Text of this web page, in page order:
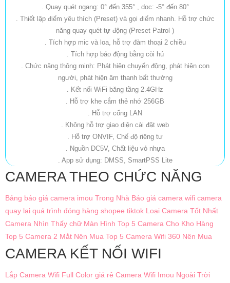
. Quay quét ngang: 0° đến 355° , dọc: -5° đến 80°
. Thiết lập điểm yêu thích (Preset) và gọi điểm nhanh. Hỗ trợ chức
năng quay quét tự động (Preset Patrol )
. Tích hợp mic và loa, hỗ trợ đàm thoại 2 chiều
. Tích hợp báo động bằng còi hú
. Chức năng thông minh: Phát hiện chuyển động, phát hiện con
người, phát hiện âm thanh bất thường
. Kết nối WiFi băng tầng 2.4GHz
. Hỗ trợ khe cắm thẻ nhớ 256GB
. Hỗ trợ cổng LAN
. Không hỗ trợ giao diện cài đặt web
. Hỗ trợ ONVIF, Chế độ riêng tư
. Nguồn DC5V, Chất liệu vỏ nhựa
. App sử dụng: DMSS, SmartPSS Lite
CAMERA THEO CHỨC NĂNG
Bảng báo giá camera imou Trong Nhà Báo giá camera wifi camera
quay lại quá trình đóng hàng shopee tiktok Loại Camera Tốt Nhất
Camera Nhìn Thấy chữ Màn Hình Top 5 Camera Cho Kho Hàng
Top 5 Camera 2 Mắt Nên Mua Top 5 Camera Wifi 360 Nên Mua
CAMERA KẾT NỐI WIFI
Lắp Camera Wifi Full Color giá rẻ Camera Wifi Imou Ngoài Trời